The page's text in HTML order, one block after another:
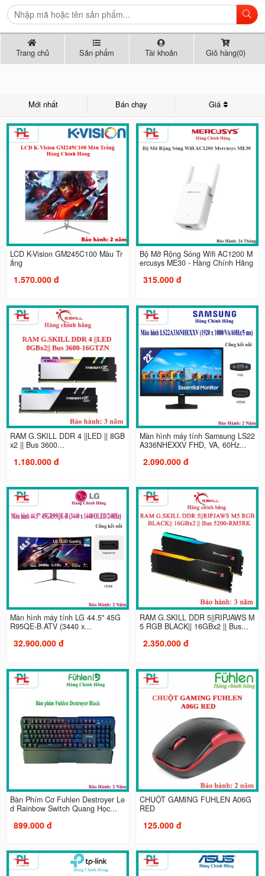
Trang chủ Sản phẩm Tài khoản Giỏ hàng(0)
Mới nhất Bán chạy Giá
LCD K-Vision GM245C100 Màu Tr
ắng
1.570.000 đ
Bộ Mở Rộng Sóng Wifi AC1200 M
ercusys ME30 - Hàng Chính Hãng
315.000 đ
RAM G.SKILL DDR 4 ||LED || 8GB
x2 || Bus 3600...
1.180.000 đ
Màn hình máy tính Samsung LS22
A336NHEXXV FHD, VA, 60Hz...
2.090.000 đ
Màn hình máy tính LG 44.5" 45G
R95QE-B.ATV (3440 x...
32.900.000 đ
RAM G.SKILL DDR 5||RIPJAWS M
5 RGB BLACK|| 16GBx2 || Bus...
2.350.000 đ
Bàn Phím Cơ Fuhlen Destroyer Le
d Rainbow Switch Quang Học...
899.000 đ
CHUỘT GAMING FUHLEN A06G
RED
125.000 đ